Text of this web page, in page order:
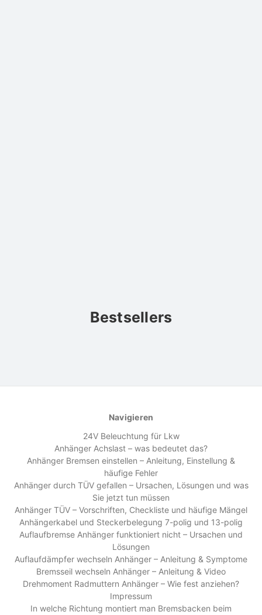
Bestsellers
Navigieren
24V Beleuchtung für Lkw
Anhänger Achslast – was bedeutet das?
Anhänger Bremsen einstellen – Anleitung, Einstellung &
häufige Fehler
Anhänger durch TÜV gefallen – Ursachen, Lösungen und was
Sie jetzt tun müssen
Anhänger TÜV – Vorschriften, Checkliste und häufige Mängel
Anhängerkabel und Steckerbelegung 7-polig und 13-polig
Auflaufbremse Anhänger funktioniert nicht – Ursachen und
Lösungen
Auflaufdämpfer wechseln Anhänger – Anleitung & Symptome
Bremsseil wechseln Anhänger – Anleitung & Video
Drehmoment Radmuttern Anhänger – Wie fest anziehen?
Impressum
In welche Richtung montiert man Bremsbacken beim